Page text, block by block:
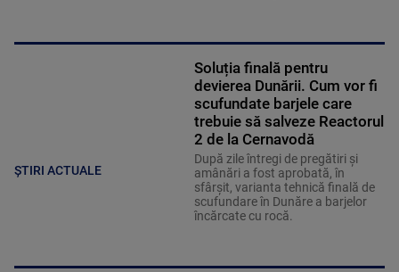
ȘTIRI ACTUALE
Soluția finală pentru
devierea Dunării. Cum vor fi
scufundate barjele care
trebuie să salveze Reactorul
2 de la Cernavodă
După zile întregi de pregătiri și
amânări a fost aprobată, în
sfârșit, varianta tehnică finală de
scufundare în Dunăre a barjelor
încărcate cu rocă.